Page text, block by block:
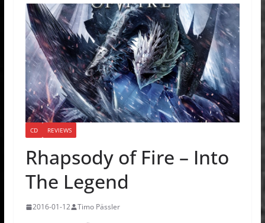
CD REVIEWS
Rhapsody of Fire – Into
The Legend
2016-01-12 Timo Pässler